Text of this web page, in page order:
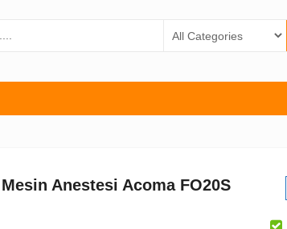
Mesin Anestesi Acoma FO20S